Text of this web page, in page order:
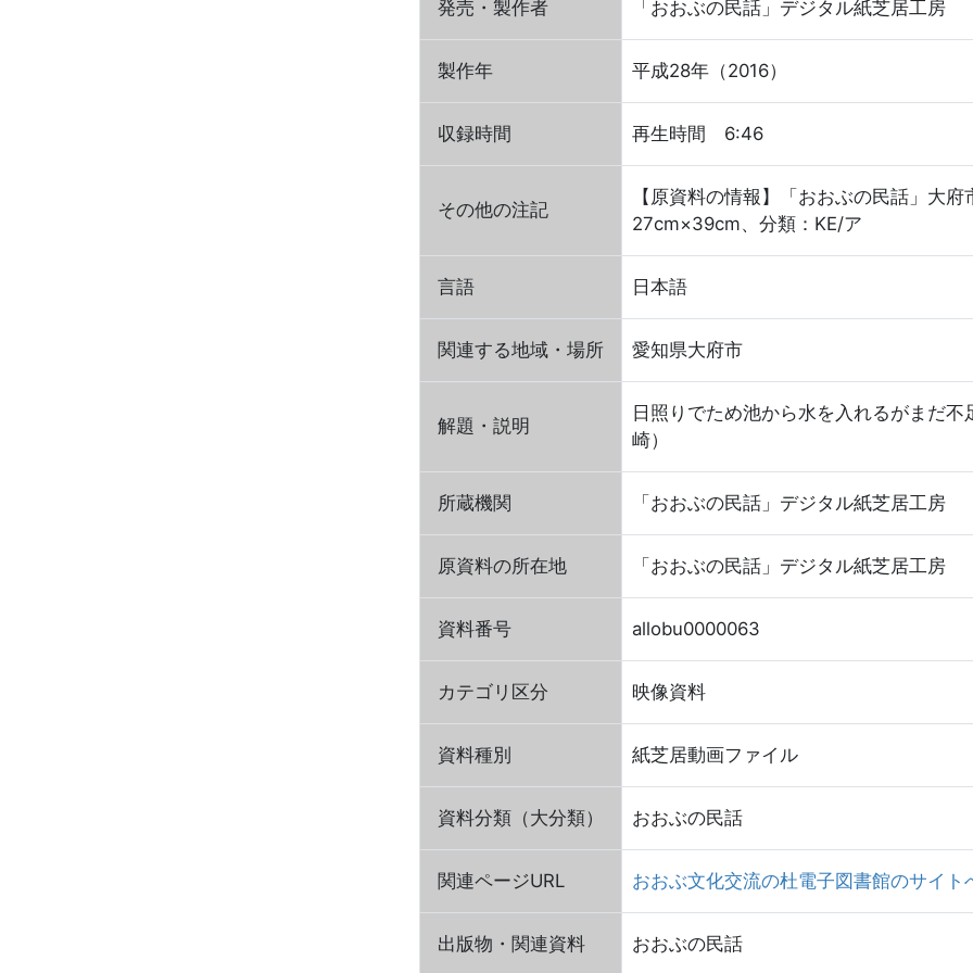
発売・製作者 「おおぶの民話」デジタル紙芝居工房
製作年 平成28年（2016）
収録時間 再生時間 6:46
その他の注記
【原資料の情報】「おおぶの民話」大
27cm×39cm、分類：KE/ア
言語 日本語
関連する地域・場所 愛知県大府市
解題・説明
日照りでため池から水を入れるがまだ
崎）
所蔵機関 「おおぶの民話」デジタル紙芝居工房
原資料の所在地 「おおぶの民話」デジタル紙芝居工房
資料番号 allobu0000063
カテゴリ区分 映像資料
資料種別 紙芝居動画ファイル
資料分類（大分類） おおぶの民話
関連ページURL おおぶ文化交流の杜電子図書館のサイト
出版物・関連資料 おおぶの民話